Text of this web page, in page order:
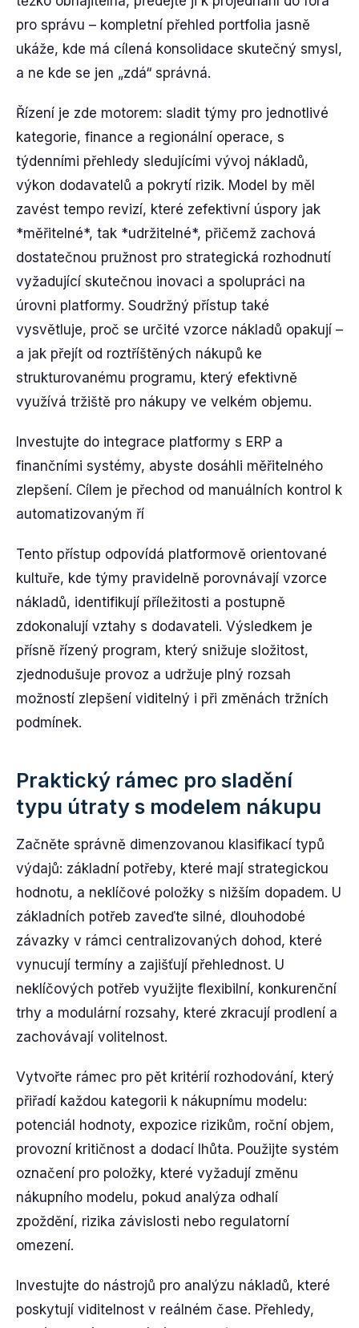
pro správu – kompletní přehled portfolia jasně
ukáže, kde má cílená konsolidace skutečný smysl,
a ne kde se jen „zdá“ správná.
Řízení je zde motorem: sladit týmy pro jednotlivé
kategorie, finance a regionální operace, s
týdenními přehledy sledujícími vývoj nákladů,
výkon dodavatelů a pokrytí rizik. Model by měl
zavést tempo revizí, které zefektivní úspory jak
*měřitelné*, tak *udržitelné*, přičemž zachová
dostatečnou pružnost pro strategická rozhodnutí
vyžadující skutečnou inovaci a spolupráci na
úrovni platformy. Soudržný přístup také
vysvětluje, proč se určité vzorce nákladů opakují –
a jak přejít od roztříštěných nákupů ke
strukturovanému programu, který efektivně
využívá tržiště pro nákupy ve velkém objemu.
Investujte do integrace platformy s ERP a
finančními systémy, abyste dosáhli měřitelného
zlepšení. Cílem je přechod od manuálních kontrol k
automatizovaným ří
Tento přístup odpovídá platformově orientované
kultuře, kde týmy pravidelně porovnávají vzorce
nákladů, identifikují příležitosti a postupně
zdokonalují vztahy s dodavateli. Výsledkem je
přísně řízený program, který snižuje složitost,
zjednodušuje provoz a udržuje plný rozsah
možností zlepšení viditelný i při změnách tržních
podmínek.
Praktický rámec pro sladění
typu útraty s modelem nákupu
Začněte správně dimenzovanou klasifikací typů
výdajů: základní potřeby, které mají strategickou
hodnotu, a neklíčové položky s nižším dopadem. U
základních potřeb zaveďte silné, dlouhodobé
závazky v rámci centralizovaných dohod, které
vynucují termíny a zajišťují přehlednost. U
neklíčových potřeb využijte flexibilní, konkurenční
trhy a modulární rozsahy, které zkracují prodlení a
zachovávají volitelnost.
Vytvořte rámec pro pět kritérií rozhodování, který
přiřadí každou kategorii k nákupnímu modelu:
potenciál hodnoty, expozice rizikům, roční objem,
provozní kritičnost a dodací lhůta. Použijte systém
označení pro položky, které vyžadují změnu
nákupního modelu, pokud analýza odhalí
zpoždění, rizika závislosti nebo regulatorní
omezení.
Investujte do nástrojů pro analýzu nákladů, které
poskytují viditelnost v reálném čase. Přehledy,